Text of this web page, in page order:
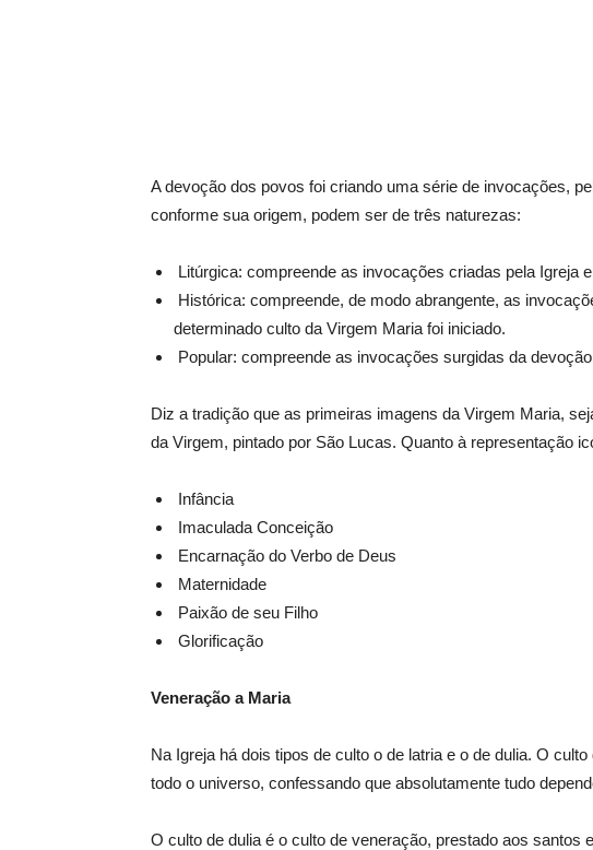
A devoção dos povos foi criando uma série de invocações,
conforme sua origem, podem ser de três naturezas:
 Litúrgica: compreende as invocações criadas pela
 Histórica: compreende, de modo abrangente, as
determinado culto da Virgem Maria foi iniciado.
 Popular: compreende as invocações surgidas da
Diz a tradição que as primeiras imagens da Virgem Maria,
da Virgem, pintado por São Lucas. Quanto à
 Infância
 Imaculada Conceição
 Encarnação do Verbo de Deus
 Maternidade
 Paixão de seu Filho
 Glorificação
Veneração a Maria
Na Igreja há dois tipos de culto o de latria e o de dulia. O
todo o universo, confessando que absolutamente tudo
O culto de dulia é o culto de veneração, prestado aos